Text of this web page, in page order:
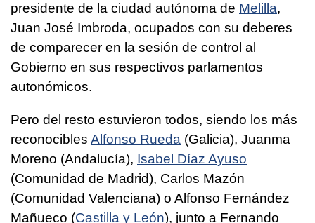
presidente de la ciudad autónoma de Melilla,
Juan José Imbroda, ocupados con su deberes
de comparecer en la sesión de control al
Gobierno en sus respectivos parlamentos
autonómicos.
Pero del resto estuvieron todos, siendo los más
reconocibles Alfonso Rueda (Galicia), Juanma
Moreno (Andalucía), Isabel Díaz Ayuso
(Comunidad de Madrid), Carlos Mazón
(Comunidad Valenciana) o Alfonso Fernández
Mañueco (Castilla y León), junto a Fernando